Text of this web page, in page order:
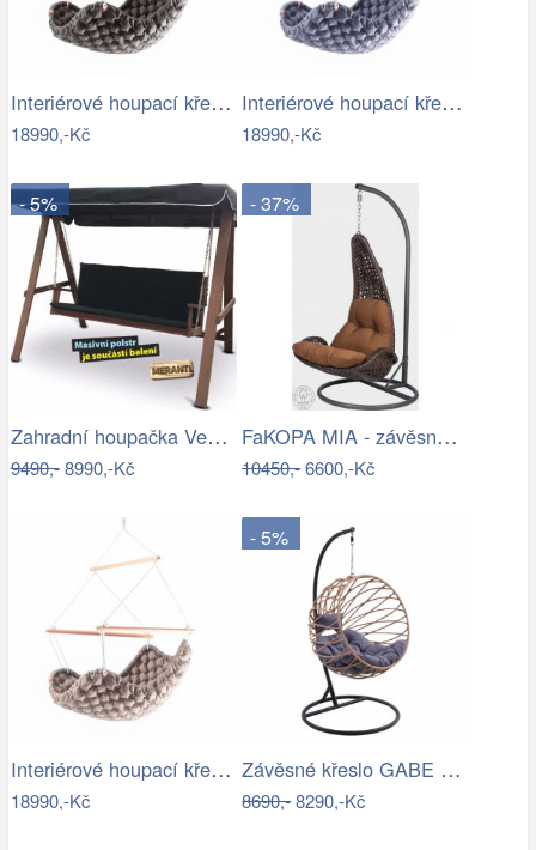
Interiérové houpací křeslo Swingy In…
18990,-Kč
Interiérové houpací křeslo Swingy In…
18990,-Kč
- 5%
Zahradní houpačka VeGA BAHARA Mdum
9490,-8990,-Kč
- 37%
FaKOPA MIA - závěsné křeslo z ratanu…
10450,-6600,-Kč
Interiérové houpací křeslo Swingy In…
18990,-Kč
- 5%
Závěsné křeslo GABE Tempo Kondela
8690,-8290,-Kč